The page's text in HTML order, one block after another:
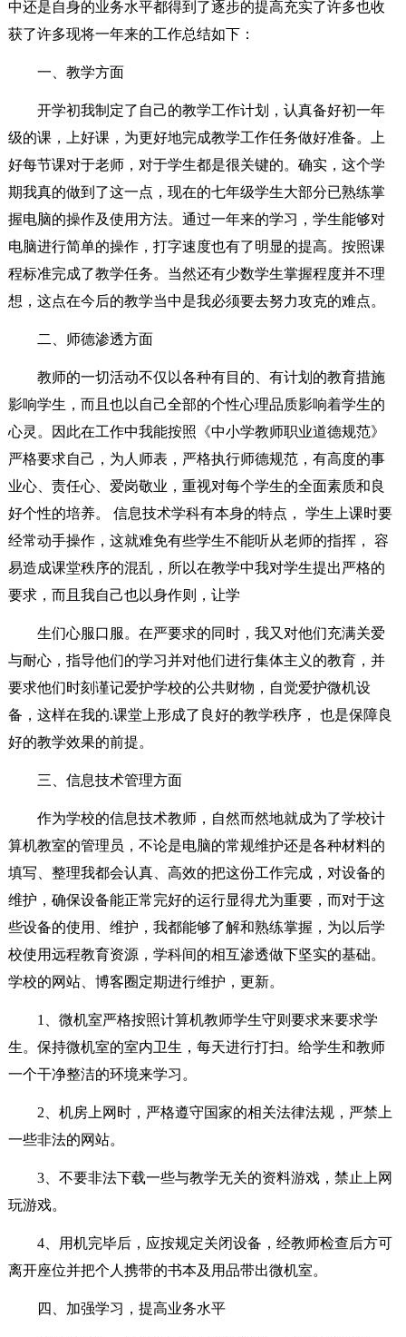
中还是自身的业务水平都得到了逐步的提高充实了许多也收
获了许多现将一年来的工作总结如下：
一、教学方面
开学初我制定了自己的教学工作计划，认真备好初一年
级的课，上好课，为更好地完成教学工作任务做好准备。上
好每节课对于老师，对于学生都是很关键的。确实，这个学
期我真的做到了这一点，现在的七年级学生大部分已熟练掌
握电脑的操作及使用方法。通过一年来的学习，学生能够对
电脑进行简单的操作，打字速度也有了明显的提高。按照课
程标准完成了教学任务。当然还有少数学生掌握程度并不理
想，这点在今后的教学当中是我必须要去努力攻克的难点。
二、师德渗透方面
教师的一切活动不仅以各种有目的、有计划的教育措施
影响学生，而且也以自己全部的个性心理品质影响着学生的
心灵。因此在工作中我能按照《中小学教师职业道德规范》
严格要求自己，为人师表，严格执行师德规范，有高度的事
业心、责任心、爱岗敬业，重视对每个学生的全面素质和良
好个性的培养。 信息技术学科有本身的特点， 学生上课时要
经常动手操作，这就难免有些学生不能听从老师的指挥， 容
易造成课堂秩序的混乱，所以在教学中我对学生提出严格的
要求，而且我自己也以身作则，让学
生们心服口服。在严要求的同时，我又对他们充满关爱
与耐心，指导他们的学习并对他们进行集体主义的教育，并
要求他们时刻谨记爱护学校的公共财物，自觉爱护微机设
备，这样在我的.课堂上形成了良好的教学秩序， 也是保障良
好的教学效果的前提。
三、信息技术管理方面
作为学校的信息技术教师，自然而然地就成为了学校计
算机教室的管理员，不论是电脑的常规维护还是各种材料的
填写、整理我都会认真、高效的把这份工作完成，对设备的
维护，确保设备能正常完好的运行显得尤为重要，而对于这
些设备的使用、维护，我都能够了解和熟练掌握，为以后学
校使用远程教育资源，学科间的相互渗透做下坚实的基础。
学校的网站、博客圈定期进行维护，更新。
1、微机室严格按照计算机教师学生守则要求来要求学
生。保持微机室的室内卫生，每天进行打扫。给学生和教师
一个干净整洁的环境来学习。
2、机房上网时，严格遵守国家的相关法律法规，严禁上
一些非法的网站。
3、不要非法下载一些与教学无关的资料游戏，禁止上网
玩游戏。
4、用机完毕后，应按规定关闭设备，经教师检查后方可
离开座位并把个人携带的书本及用品带出微机室。
四、加强学习，提高业务水平